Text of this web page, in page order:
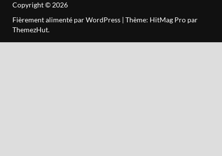
Copyright © 2026
Fièrement alimenté par WordPress | Thème: HitMag Pro par
ThemezHut.